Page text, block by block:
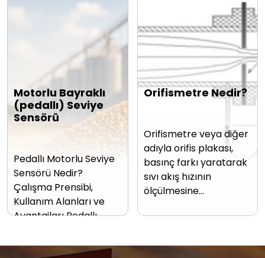
Motorlu Bayraklı
(pedallı) Seviye
Sensörü
Pedallı Motorlu Seviye
Sensörü Nedir?
Çalışma Prensibi,
Kullanım Alanları ve
Avantajları Pedallı…
Orifismetre Nedir?
Orifismetre veya diğer
adıyla orifis plakası,
basınç farkı yaratarak
sıvı akış hızının
ölçülmesine…